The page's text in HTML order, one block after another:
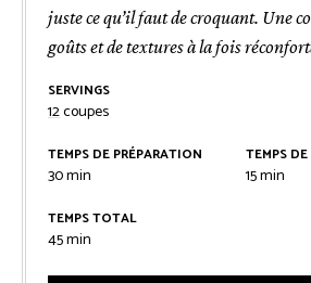
juste ce qu’il faut de croquant. Une
goûts et de textures à la fois
SERVINGS
12coupes
TEMPS DE PRÉPARATION
30minutes
min
TEMPS
15minutes
min
TEMPS TOTAL
45minutes
min